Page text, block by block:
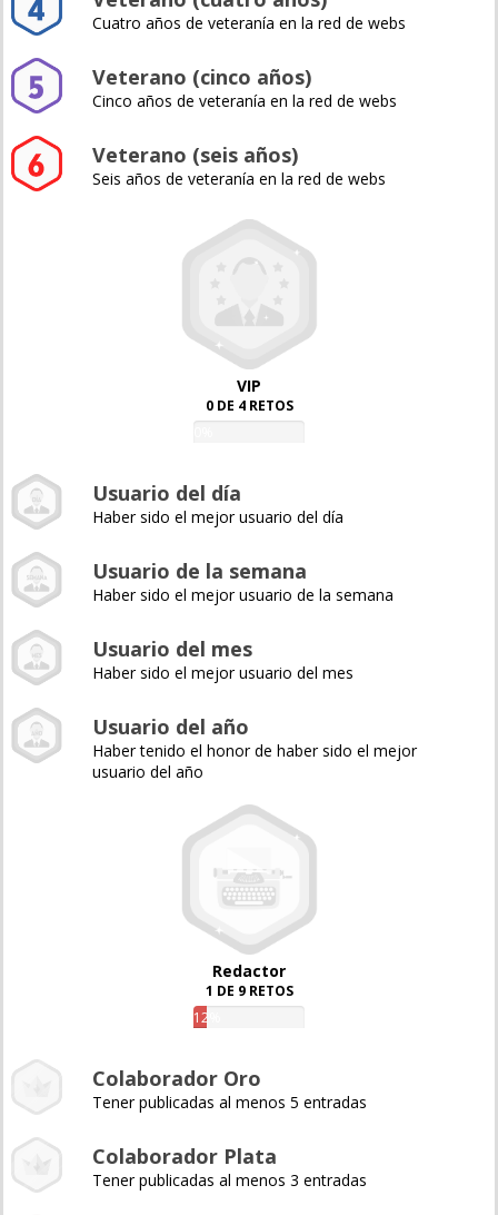
Cuatro años de veteranía en la red de webs
Veterano (cinco años)
Cinco años de veteranía en la red de webs
Veterano (seis años)
Seis años de veteranía en la red de webs
VIP
0 DE 4 RETOS
Usuario del día
Haber sido el mejor usuario del día
Usuario de la semana
Haber sido el mejor usuario de la semana
Usuario del mes
Haber sido el mejor usuario del mes
Usuario del año
Haber tenido el honor de haber sido el mejor
usuario del año
Redactor
1 DE 9 RETOS
12%
Colaborador Oro
Tener publicadas al menos 5 entradas
Colaborador Plata
Tener publicadas al menos 3 entradas